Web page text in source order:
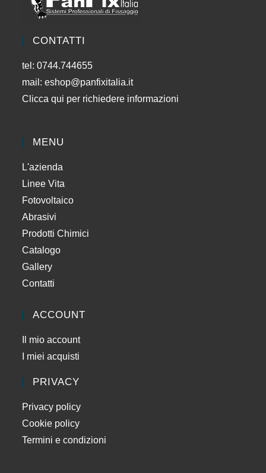
CONTATTI
tel: 0744.744655
mail:eshop@panfixitalia.it
Clicca qui per richiedere informazioni
MENU
L'azienda
Linee Vita
Fotovoltaico
Abrasivi
Prodotti Chimici
Catalogo
Gallery
Contatti
ACCOUNT
Il mio account
I miei acquisti
PRIVACY
Privacy policy
Cookie policy
Termini e condizioni